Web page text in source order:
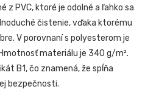
z PVC, ktoré je odolné a ľahko sa
čistenie, vďaka ktorému
V porovnaní s polyesterom je
materiálu je 340 g/m².
B1, čo znamená, že spĺňa
bezpečnosti.